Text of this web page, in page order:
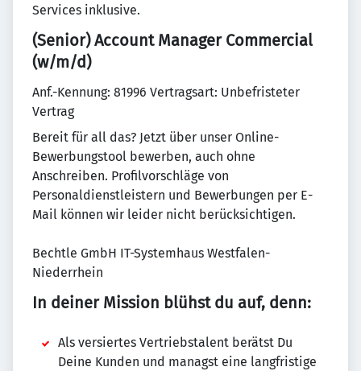
Services inklusive.
(Senior) Account Manager Commercial
(w/m/d)
Anf.-Kennung: 81996 Vertragsart: Unbefristeter
Vertrag
Bereit für all das? Jetzt über unser Online-
Bewerbungstool bewerben, auch ohne
Anschreiben. Profilvorschläge von
Personaldienstleistern und Bewerbungen per E-
Mail können wir leider nicht berücksichtigen.
Bechtle GmbH IT-Systemhaus Westfalen-
Niederrhein
In deiner Mission blühst du auf, denn:
Als versiertes Vertriebstalent berätst Du
Deine Kunden und managst eine langfristige